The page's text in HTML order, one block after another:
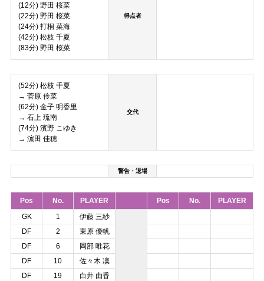
(12分) 野田 桜菜
(22分) 野田 桜菜
(24分) 打桐 菜海
(42分) 松枝 千夏
(83分) 野田 桜菜
得点者
(52分) 松枝 千夏
→ 菅原 伶菜
(62分) 金子 明香里
→ 石上 琉南
(74分) 濱野 こゆき
→ 濵田 佳穂
交代
警告・退場
Pos No. PLAYER Pos No.
PLAYER
GK
1 伊藤 三紗
DF 2
東原 優帆
DF
6
岡部 唯花
DF
10
佐々木 凜
DF
19
白井 由香